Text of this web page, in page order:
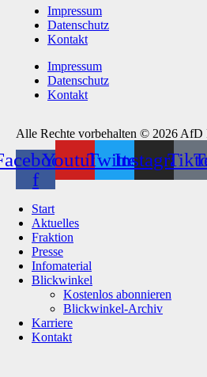
Impressum
Datenschutz
Kontakt
Impressum
Datenschutz
Kontakt
Alle Rechte vorbehalten © 2026
f
YoutubeTwitterInstagram
Start
Aktuelles
Fraktion
Presse
Infomaterial
Blickwinkel
Kostenlos abonnieren
Blickwinkel-Archiv
Karriere
Kontakt